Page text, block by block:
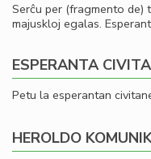
Serĉu per (fragmento de)
majuskloj egalas.
ESPERANTA
Petu la esperantan
HEROLDO